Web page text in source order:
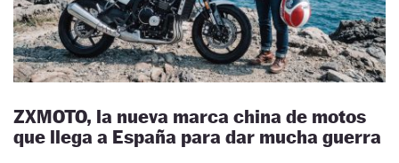
ZXMOTO, la nueva marca china de motos
que llega a España para dar mucha guerra